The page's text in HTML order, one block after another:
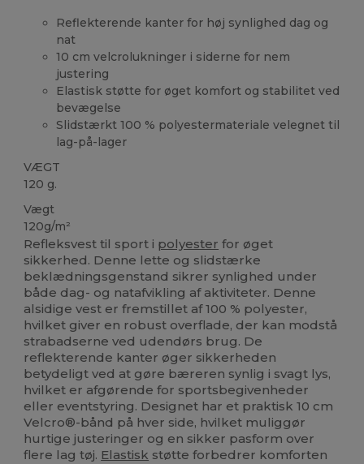
Reflekterende kanter for høj synlighed dag og
nat
10 cm velcrolukninger i siderne for nem
justering
Elastisk støtte for øget komfort og stabilitet ved
bevægelse
Slidstærkt 100 % polyestermateriale velegnet til
lag-på-lager
VÆGT
120 g.
Vægt
120g/m²
Refleksvest til sport i polyester for øget
sikkerhed. Denne lette og slidstærke
beklædningsgenstand sikrer synlighed under
både dag- og natafvikling af aktiviteter. Denne
alsidige vest er fremstillet af 100 % polyester,
hvilket giver en robust overflade, der kan modstå
strabadserne ved udendørs brug. De
reflekterende kanter øger sikkerheden
betydeligt ved at gøre bæreren synlig i svagt lys,
hvilket er afgørende for sportsbegivenheder
eller eventstyring. Designet har et praktisk 10 cm
Velcro®-bånd på hver side, hvilket muliggør
hurtige justeringer og en sikker pasform over
flere lag tøj. Elastisk støtte forbedrer komforten